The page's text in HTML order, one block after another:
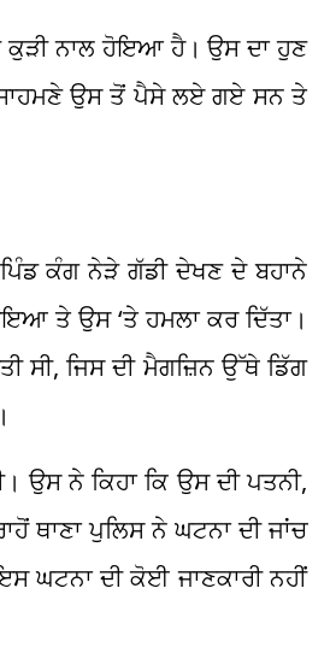
ਕੁੜੀ ਨਾਲ ਹੋਇਆ ਹੈ। ਉਸ ਦਾ ਹੁਣ
ਉਸ ਤੋਂ ਪੈਸੇ ਲਏ ਗਏ ਸਨ ਤੇ
ਕੰਗ ਨੇੜੇ ਗੱਡੀ ਦੇਖਣ ਦੇ ਬਹਾਨੇ
ਤੇ ਉਸ ‘ਤੇ ਹਮਲਾ ਕਰ ਦਿੱਤਾ।
ਸੀ, ਜਿਸ ਦੀ ਮੈਗਜ਼ਿਨ ਉੱਥੇ ਡਿੱਗ
ਉਸ ਨੇ ਕਿਹਾ ਕਿ ਉਸ ਦੀ ਪਤਨੀ,
ਥਾਣਾ ਪੁਲਿਸ ਨੇ ਘਟਨਾ ਦੀ ਜਾਂਚ
ਘਟਨਾ ਦੀ ਕੋਈ ਜਾਣਕਾਰੀ ਨਹੀਂ